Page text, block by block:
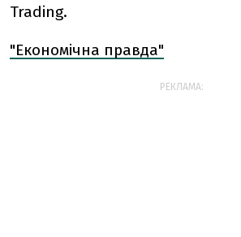
Trading.
"Економічна правда"
РЕКЛАМА: